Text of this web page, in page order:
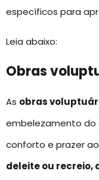
específicos para
Leia abaixo:
Obras
As obras
embelezamento do
conforto e prazer
deleite ou recreio,